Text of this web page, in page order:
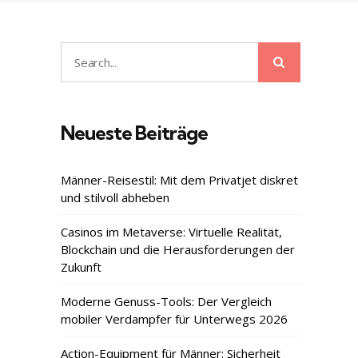
Search
for:
Neueste Beiträge
Männer-Reisestil: Mit dem Privatjet diskret
und stilvoll abheben
Casinos im Metaverse: Virtuelle Realität,
Blockchain und die Herausforderungen der
Zukunft
Moderne Genuss-Tools: Der Vergleich
mobiler Verdampfer für Unterwegs 2026
Action-Equipment für Männer: Sicherheit